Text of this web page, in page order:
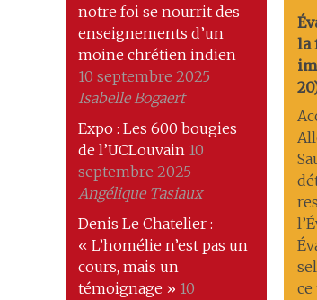
notre foi se nourrit des
enseignements d’un
moine chrétien indien
10 septembre 2025
Isabelle Bogaert
Expo : Les 600 bougies
de l’UCLouvain 10
septembre 2025
Angélique Tasiaux
Denis Le Chatelier :
« L’homélie n’est pas un
cours, mais un
témoignage » 10
la
ce